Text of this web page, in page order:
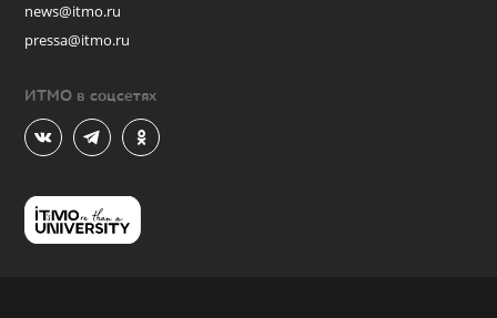
news@itmo.ru
pressa@itmo.ru
ИТМО в соцсетях